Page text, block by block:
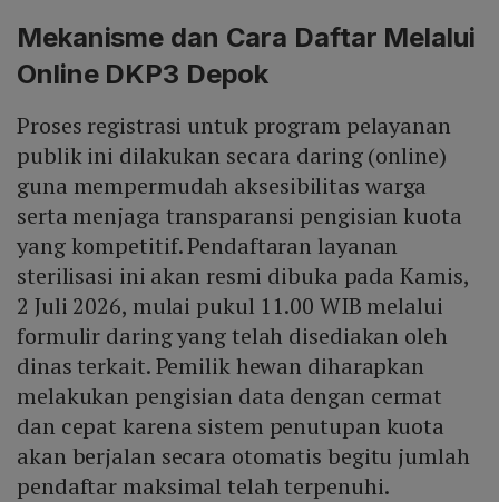
Mekanisme dan Cara Daftar Melalui
Online DKP3 Depok
Proses registrasi untuk program pelayanan
publik ini dilakukan secara daring (online)
guna mempermudah aksesibilitas warga
serta menjaga transparansi pengisian kuota
yang kompetitif. Pendaftaran layanan
sterilisasi ini akan resmi dibuka pada Kamis,
2 Juli 2026, mulai pukul 11.00 WIB melalui
formulir daring yang telah disediakan oleh
dinas terkait. Pemilik hewan diharapkan
melakukan pengisian data dengan cermat
dan cepat karena sistem penutupan kuota
akan berjalan secara otomatis begitu jumlah
pendaftar maksimal telah terpenuhi.